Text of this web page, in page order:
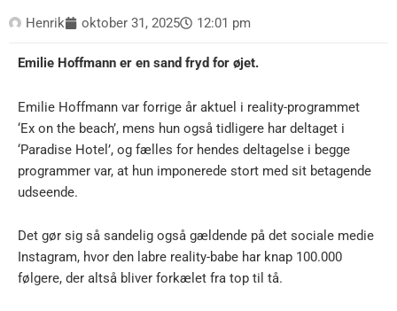
Henrik oktober 31, 2025 12:01 pm
Emilie Hoffmann er en sand fryd for øjet.
Emilie Hoffmann var forrige år aktuel i reality-programmet
‘Ex on the beach’, mens hun også tidligere har deltaget i
‘Paradise Hotel’, og fælles for hendes deltagelse i begge
programmer var, at hun imponerede stort med sit betagende
udseende.
Det gør sig så sandelig også gældende på det sociale medie
Instagram, hvor den labre reality-babe har knap 100.000
følgere, der altså bliver forkælet fra top til tå.